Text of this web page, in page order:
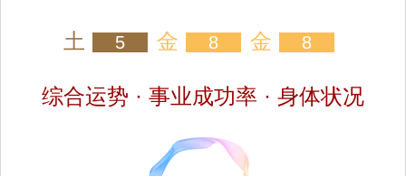
土 5 金 8 金 8
综合运势 · 事业成功率 · 身体状况